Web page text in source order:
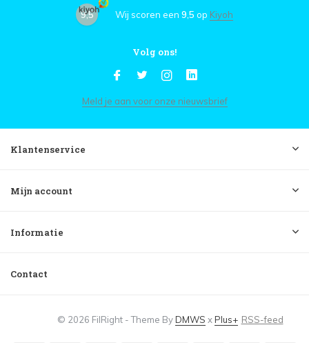
9,5 Wij scoren een 9,5 op Kiyoh
Volg ons!
Meld je aan voor onze nieuwsbrief
Klantenservice
Mijn account
Informatie
Contact
© 2026 FilRight - Theme ByDMWS xPlus+ RSS-feed